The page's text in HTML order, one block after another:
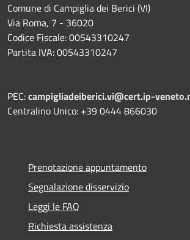
Comune di Campiglia dei Berici (VI)
Via Roma, 7 - 36020
Codice Fiscale: 00543310247
Partita IVA: 00543310247
PEC:campigliadeiberici.vi@cert.ip-
Centralino Unico: +39 0444 866030
Prenotazione appuntamento
Segnalazione disservizio
Leggi le FAQ
Richiesta assistenza